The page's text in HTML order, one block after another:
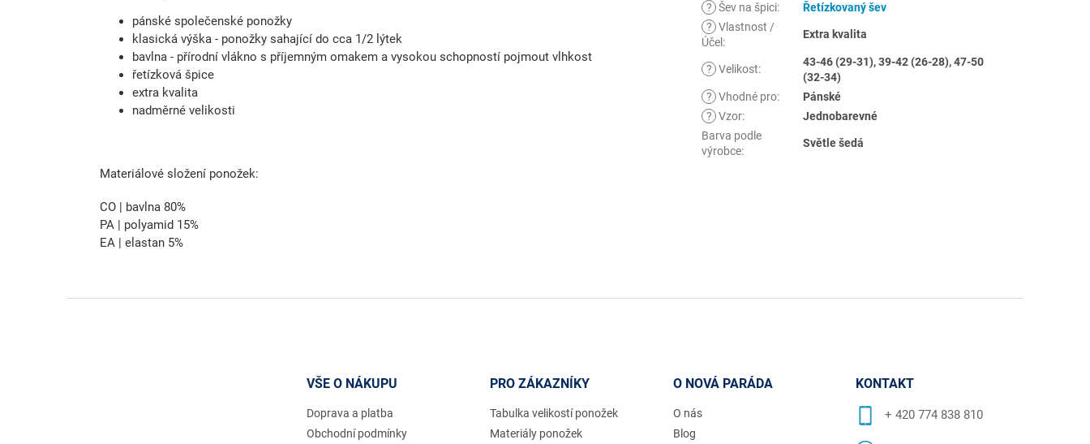
pánské společenské ponožky
klasická výška - ponožky sahající do cca 1/2 lýtek
bavlna - přírodní vlákno s příjemným omakem a vysokou schopností pojmout vlhkost
řetízková špice
extra kvalita
nadměrné velikosti
Materiálové složení ponožek:
CO | bavlna 80%
PA | polyamid 15%
EA | elastan 5%
? Šev na špici:
Řetízkovaný šev
? Vlastnost /
Účel :
Extra kvalita
? Velikost:
43-46 (29-31), 39-42 (26-28), 47-50
(32-34)
? Vhodné pro:
Pánské
? Vzor:
Jednobarevné
Barva podle
výrobce:
Světle šedá
VŠE O NÁKUPU
Doprava a platba
Obchodní podmínky
PRO ZÁKAZNÍKY
Tabulka velikostí ponožek
Materiály ponožek
O NOVÁ PARÁDA
O nás
Blog
KONTAKT
+ 420 774 838 810